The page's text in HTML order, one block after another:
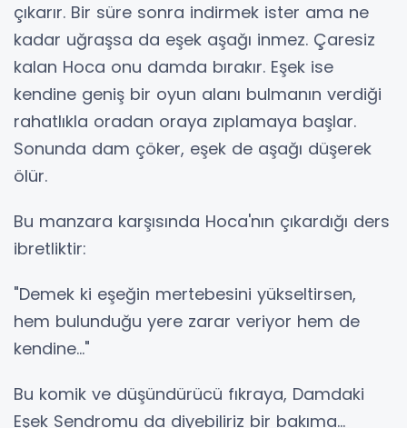
çıkarır. Bir süre sonra indirmek ister ama ne
kadar uğraşsa da eşek aşağı inmez. Çaresiz
kalan Hoca onu damda bırakır. Eşek ise
kendine geniş bir oyun alanı bulmanın verdiği
rahatlıkla oradan oraya zıplamaya başlar.
Sonunda dam çöker, eşek de aşağı düşerek
ölür.
Bu manzara karşısında Hoca'nın çıkardığı ders
ibretliktir:
"Demek ki eşeğin mertebesini yükseltirsen,
hem bulunduğu yere zarar veriyor hem de
kendine..."
Bu komik ve düşündürücü fıkraya, Damdaki
Eşek Sendromu da diyebiliriz bir bakıma...